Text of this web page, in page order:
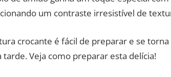
um contraste irresistível de
crocante é fácil de preparar e se torna
Veja como preparar esta delícia!